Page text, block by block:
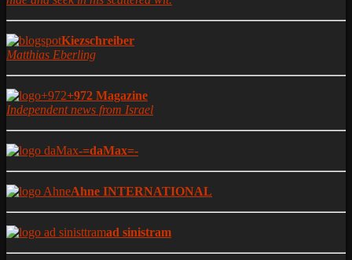
Kiezschreiber
Matthias Eberling
+972 Magazine
Independent news from Israel
-=daMax=-
Ahne INTERNATIONAL
ad sinistram